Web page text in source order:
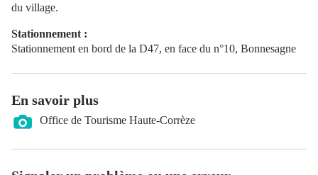
du village.
Stationnement :
Stationnement en bord de la D47, en face du n°10, Bonnesagne
En savoir plus
Office de Tourisme Haute-Corrèze